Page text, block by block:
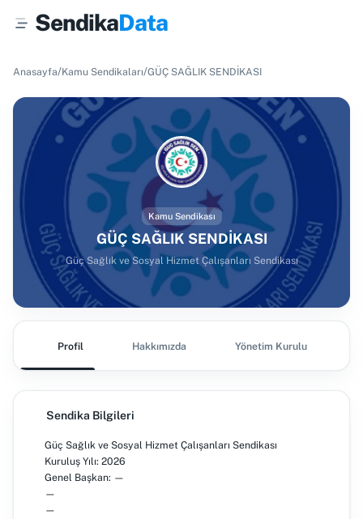
SendikaData
Anasayfa/Kamu Sendikaları/GÜÇ SAĞLIK SENDİKASI
Kamu Sendikası
GÜÇ SAĞLIK SENDİKASI
Güç Sağlık ve Sosyal Hizmet Çalışanları Sendikası
Profil Hakkımızda Yönetim Kurulu
Sendika Bilgileri
Güç Sağlık ve Sosyal Hizmet Çalışanları Sendikası
Kuruluş Yılı: 2026
Genel Başkan: —
—
—